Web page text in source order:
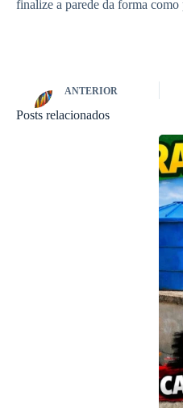
finalize a parede da forma como
ANTERIOR
Posts relacionados